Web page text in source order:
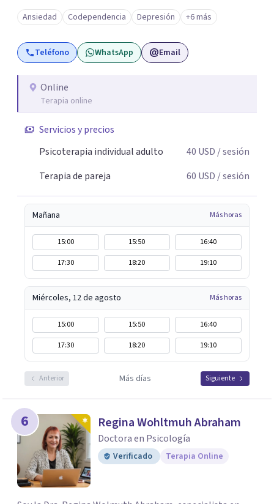
pasando. No dudes en comunicarte a fin de comenzar a
resolver la situación que está generando esa angustia.
Ansiedad Codependencia Depresión +6 más
Teléfono WhatsApp Email
Online
Terapia online
Servicios y precios
Psicoterapia individual adulto
40 USD / sesión
Terapia de pareja
60 USD / sesión
Mañana Más horas
15:00 15:50
16:40
17:30
18:20 19:10
Miércoles, 12 de agosto Más horas
15:00 15:50
16:40
17:30
18:20 19:10
Anterior Más días Siguiente
6 Regina Wohltmuh Abraham
Doctora en Psicología
Verificado Terapia Online